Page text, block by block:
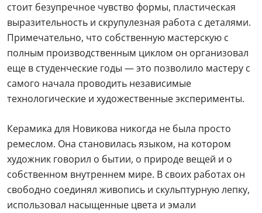
стоит безупречное чувство формы, пластическая
выразительность и скрупулезная работа с деталями.
Примечательно, что собственную мастерскую с
полным производственным циклом он организовал
еще в студенческие годы — это позволило мастеру с
самого начала проводить независимые
технологические и художественные эксперименты.
Керамика для Новикова никогда не была просто
ремеслом. Она становилась языком, на котором
художник говорил о бытии, о природе вещей и о
собственном внутреннем мире. В своих работах он
свободно соединял живопись и скульптурную лепку,
использовал насыщенные цвета и эмали